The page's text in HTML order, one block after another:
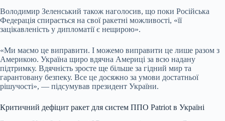
Володимир Зеленський також наголосив, що поки Російська
Федерація спирається на свої ракетні можливості, «її
зацікавленість у дипломатії є нещирою».
«Ми маємо це виправити. І можемо виправити це лише разом з
Америкою. Україна щиро вдячна Америці за всю надану
підтримку. Вдячність зросте ще більше за гідний мир та
гарантовану безпеку. Все це досяжно за умови достатньої
рішучості», — підсумував президент України.
Критичний дефіцит ракет для систем ППО Patriot в Україні